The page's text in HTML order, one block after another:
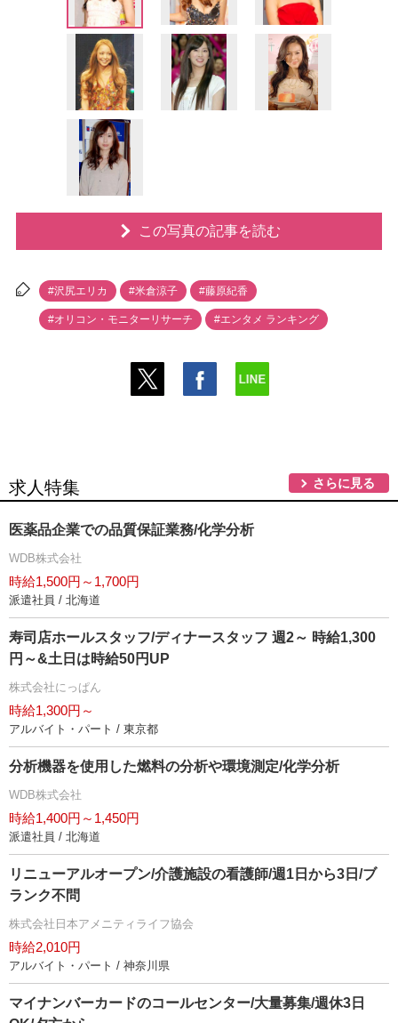
この写真の記事を読む
#沢尻エリカ #米倉涼子 #藤原紀香
#オリコン・モニターリサーチ #エンタメ ランキング
求人特集 さらに見る
医薬品企業での品質保証業務/化学分析
WDB株式会社
時給1,500円～1,700円
派遣社員 / 北海道
寿司店ホールスタッフ/ディナースタッフ 週2～ 時給1,300
円～&土日は時給50円UP
株式会社にっぱん
時給1,300円～
アルバイト・パート / 東京都
分析機器を使用した燃料の分析や環境測定/化学分析
WDB株式会社
時給1,400円～1,450円
派遣社員 / 北海道
リニューアルオープン/介護施設の看護師/週1日から3日/ブ
ランク不問
株式会社日本アメニティライフ協会
時給2,010円
アルバイト・パート / 神奈川県
マイナンバーカードのコールセンター/大量募集/週休3日